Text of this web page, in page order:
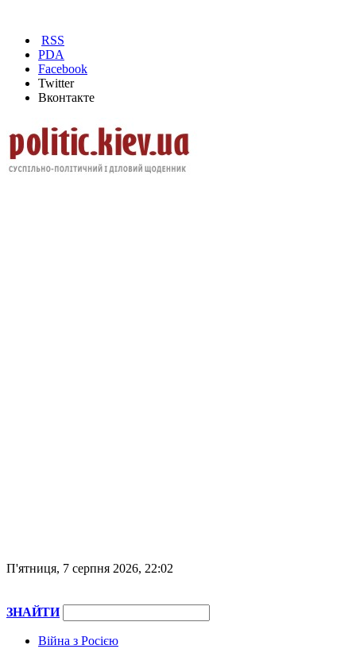
RSS
PDA
Facebook
Twitter
Вконтакте
П'ятниця, 7 серпня 2026, 22:02
ЗНАЙТИ
Війна з Росією